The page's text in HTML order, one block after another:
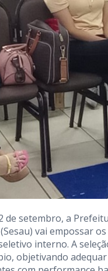
setembro, a
vai empossar
interno. A
objetivando